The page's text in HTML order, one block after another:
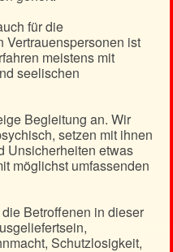
für die
Vertrauenspersonen ist
meistens mit
seelischen
Begleitung an. Wir
setzen mit ihnen
Unsicherheiten etwas
möglichst umfassenden
Betroffenen in dieser
Schutzlosigkeit,